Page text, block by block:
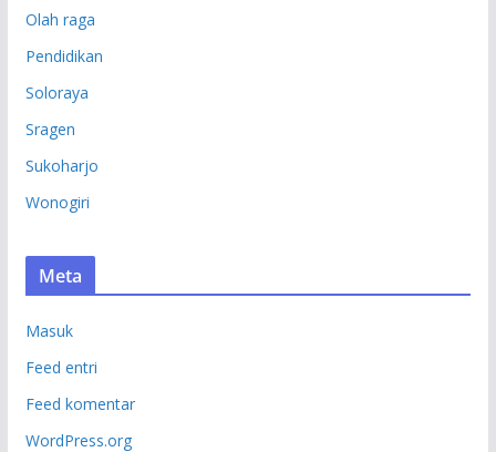
Olah raga
Pendidikan
Soloraya
Sragen
Sukoharjo
Wonogiri
Meta
Masuk
Feed entri
Feed komentar
WordPress.org